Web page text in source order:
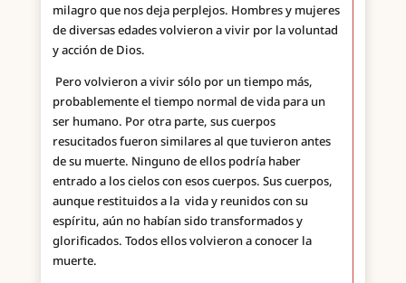
milagro que nos deja perplejos. Hombres y mujeres
de diversas edades volvieron a vivir por la voluntad
y acción de Dios.
Pero volvieron a vivir sólo por un tiempo más,
probablemente el tiempo normal de vida para un
ser humano. Por otra parte, sus cuerpos
resucitados fueron similares al que tuvieron antes
de su muerte. Ninguno de ellos podría haber
entrado a los cielos con esos cuerpos. Sus cuerpos,
aunque restituidos a la vida y reunidos con su
espíritu, aún no habían sido transformados y
glorificados. Todos ellos volvieron a conocer la
muerte.